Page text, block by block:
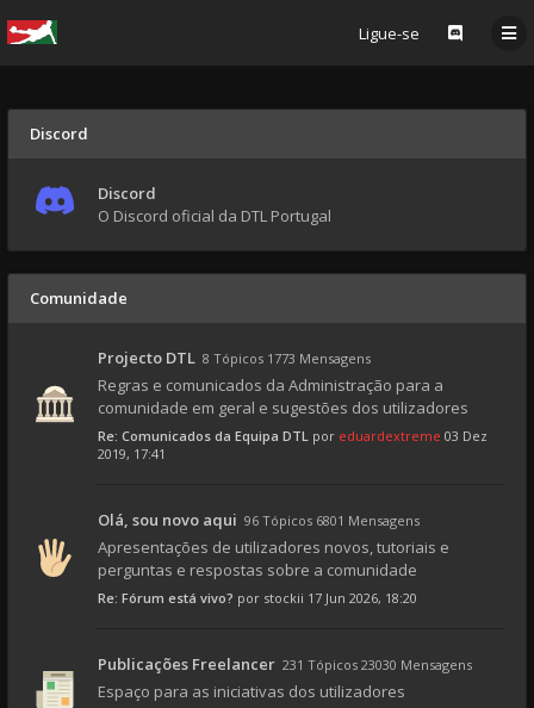
Ligue-se
Discord
Discord
O Discord oficial da DTL Portugal
Comunidade
Projecto DTL 8 Tópicos 1773 Mensagens
Regras e comunicados da Administração para a
comunidade em geral e sugestões dos utilizadores
Re: Comunicados da Equipa DTL por eduardextreme 03 Dez
2019, 17:41
Olá, sou novo aqui 96 Tópicos 6801 Mensagens
Apresentações de utilizadores novos, tutoriais e
perguntas e respostas sobre a comunidade
Re: Fórum está vivo? por stockii 17 Jun 2026, 18:20
Publicações Freelancer 231 Tópicos 23030 Mensagens
Espaço para as iniciativas dos utilizadores